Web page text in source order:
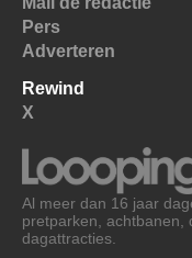
Pers
Adverteren
Rewind
X
Al meer dan 16 jaar
pretparken, achtbanen,
dagattracties.